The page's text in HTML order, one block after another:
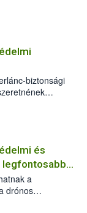
biztonsági
és
legfontosabb
a
drónos